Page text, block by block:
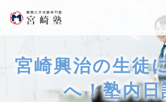
宮崎興治の生徒
へ！塾内日